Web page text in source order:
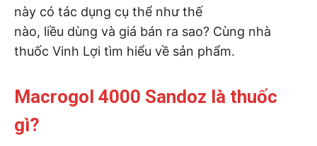
này có tác dụng cụ thể như thế
nào, liều dùng và giá bán ra sao? Cùng nhà
thuốc Vinh Lợi tìm hiểu về sản phẩm.
Macrogol 4000 Sandoz là thuốc
gì?